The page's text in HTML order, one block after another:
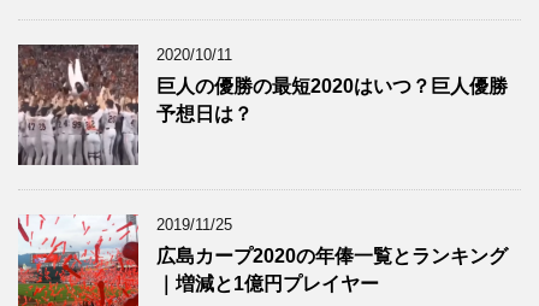
2020/10/11
巨人の優勝の最短2020はいつ？巨人優勝
予想日は？
2019/11/25
広島カープ2020の年俸一覧とランキング
｜増減と1億円プレイヤー